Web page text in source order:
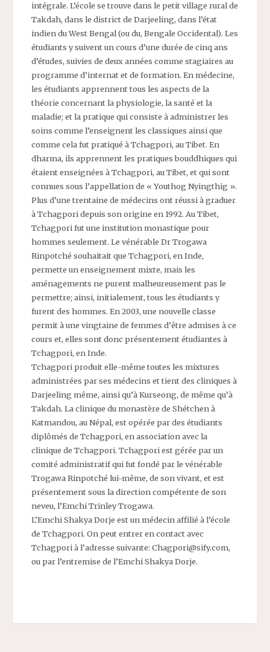
intégrale. L’école se trouve dans le petit village rural de
Takdah, dans le district de Darjeeling, dans l’état
indien du West Bengal (ou du, Bengale Occidental). Les
étudiants y suivent un cours d’une durée de cinq ans
d’études, suivies de deux années comme stagiaires au
programme d’internat et de formation. En médecine,
les étudiants apprennent tous les aspects de la
théorie concernant la physiologie, la santé et la
maladie; et la pratique qui consiste à administrer les
soins comme l’enseignent les classiques ainsi que
comme cela fut pratiqué à Tchagpori, au Tibet. En
dharma, ils apprennent les pratiques bouddhiques qui
étaient enseignées à Tchagpori, au Tibet, et qui sont
connues sous l’appellation de « Youthog Nyingthig ».
Plus d’une trentaine de médecins ont réussi à graduer
à Tchagpori depuis son origine en 1992. Au Tibet,
Tchagpori fut une institution monastique pour
hommes seulement. Le vénérable Dr Trogawa
Rinpotché souhaitait que Tchagpori, en Inde,
permette un enseignement mixte, mais les
aménagements ne purent malheureusement pas le
permettre; ainsi, initialement, tous les étudiants y
furent des hommes. En 2003, une nouvelle classe
permit à une vingtaine de femmes d’être admises à ce
cours et, elles sont donc présentement étudiantes à
Tchagpori, en Inde.
Tchagpori produit elle-même toutes les mixtures
administrées par ses médecins et tient des cliniques à
Darjeeling même, ainsi qu’à Kurseong, de même qu’à
Takdah. La clinique du monastère de Shétchen à
Katmandou, au Népal, est opérée par des étudiants
diplômés de Tchagpori, en association avec la
clinique de Tchagpori. Tchagpori est gérée par un
comité administratif qui fut fondé par le vénérable
Trogawa Rinpotché lui-même, de son vivant, et est
présentement sous la direction compétente de son
neveu, l’Emchi Trinley Trogawa.
L’Emchi Shakya Dorje est un médecin affilié à l’école
de Tchagpori. On peut entrer en contact avec
Tchagpori à l’adresse suivante: Chagpori@sify.com,
ou par l’entremise de l’Emchi Shakya Dorje.